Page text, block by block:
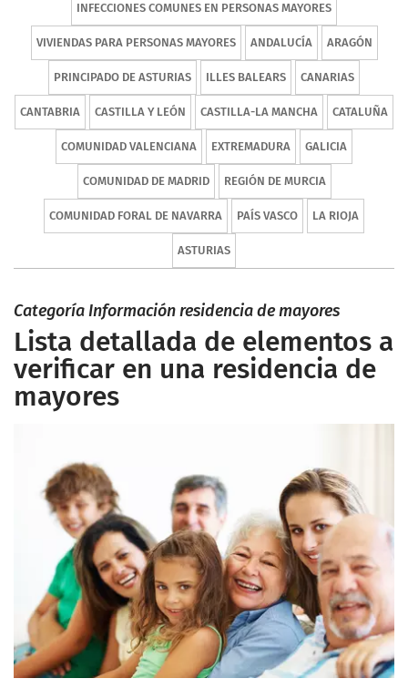
INFECCIONES COMUNES EN PERSONAS MAYORES
VIVIENDAS PARA PERSONAS MAYORES ANDALUCÍA ARAGÓN
PRINCIPADO DE ASTURIAS ILLES BALEARS CANARIAS
CANTABRIA CASTILLA Y LEÓN CASTILLA-LA MANCHA CATALUÑA
COMUNIDAD VALENCIANA EXTREMADURA GALICIA
COMUNIDAD DE MADRID REGIÓN DE MURCIA
COMUNIDAD FORAL DE NAVARRA PAÍS VASCO LA RIOJA
ASTURIAS
Categoría Información residencia de mayores
Lista detallada de elementos a
verificar en una residencia de
mayores